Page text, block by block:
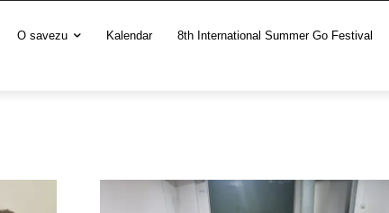
O savezu Kalendar 8th International Summer Go Festival